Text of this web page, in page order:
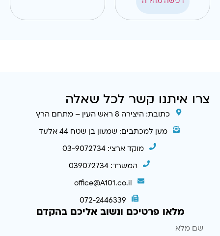
צרו איתנו קשר לכל שאלה
כתובת: היצירה 8 ראש העין – מתחם הרץ
מען למכתבים: שמעון בן שטח 44 אלעד
מוקד ארצי: 03-9072734
המשרד: 039072734
office@A101.co.il
072-2446339
מלאו פרטיכם ונשוב אליכם בהקדם